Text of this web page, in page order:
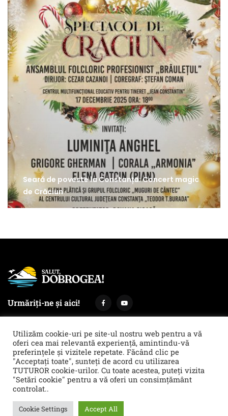
Seară de poveste la Constanța: Concert magic
de Crăciun
Urmăriți-ne și aici!
Termeni și condiții
Politica de cookies & GDPR
Noi îți facem reclamă!
© 2021 Salut, Dobrogea! - Ziar de informare și atitudine || E-mail:
Utilizăm cookie-uri pe site-ul nostru web pentru a vă
oferi cea mai relevantă experiență, amintindu-vă
preferințele și vizitele repetate. Făcând clic pe
"Acceptați toate", sunteți de acord cu utilizarea
TUTUROR cookie-urilor. Cu toate acestea, puteți vizita
"Setări cookie" pentru a vă oferi un consimțământ
controlat..
Cookie Settings Accept All